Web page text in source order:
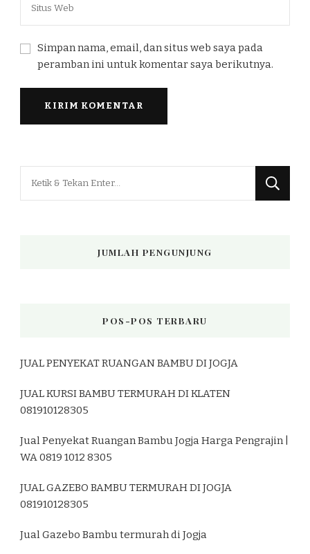
Simpan nama, email, dan situs web saya pada
peramban ini untuk komentar saya berikutnya.
JUMLAH PENGUNJUNG
POS-POS TERBARU
JUAL PENYEKAT RUANGAN BAMBU DI JOGJA
JUAL KURSI BAMBU TERMURAH DI KLATEN
081910128305
Jual Penyekat Ruangan Bambu Jogja Harga Pengrajin |
WA 0819 1012 8305
JUAL GAZEBO BAMBU TERMURAH DI JOGJA
081910128305
Jual Gazebo Bambu termurah di Jogja